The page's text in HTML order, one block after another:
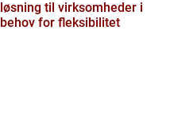
løsning til virksomheder i
behov for fleksibilitet